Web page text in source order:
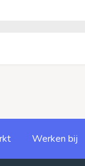
Werken bij